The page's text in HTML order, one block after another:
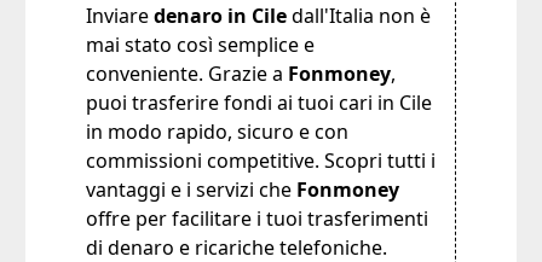
Inviaredenaro in Ciledall'Italia non è
mai stato così semplice e
conveniente. Grazie a Fonmoney,
puoi trasferire fondi ai tuoi cari in Cile
in modo rapido, sicuro e con
commissioni competitive. Scopri tutti i
vantaggi e i servizi che Fonmoney
offre per facilitare i tuoi trasferimenti
di denaro e ricariche telefoniche.